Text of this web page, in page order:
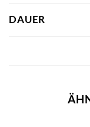
DAUER